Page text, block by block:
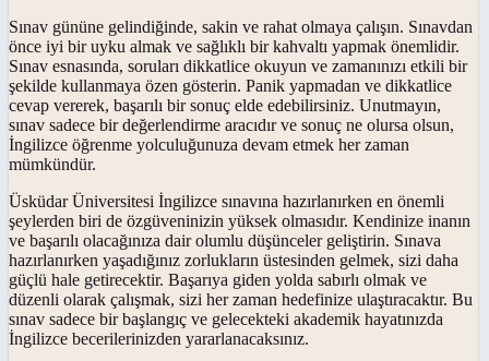
Sınav gününe gelindiğinde, sakin ve rahat olmaya çalışın. Sınavdan
önce iyi bir uyku almak ve sağlıklı bir kahvaltı yapmak önemlidir.
Sınav esnasında, soruları dikkatlice okuyun ve zamanınızı etkili bir
şekilde kullanmaya özen gösterin. Panik yapmadan ve dikkatlice
cevap vererek, başarılı bir sonuç elde edebilirsiniz. Unutmayın,
sınav sadece bir değerlendirme aracıdır ve sonuç ne olursa olsun,
İngilizce öğrenme yolculuğunuza devam etmek her zaman
mümkündür.
Üsküdar Üniversitesi İngilizce sınavına hazırlanırken en önemli
şeylerden biri de özgüveninizin yüksek olmasıdır. Kendinize inanın
ve başarılı olacağınıza dair olumlu düşünceler geliştirin. Sınava
hazırlanırken yaşadığınız zorlukların üstesinden gelmek, sizi daha
güçlü hale getirecektir. Başarıya giden yolda sabırlı olmak ve
düzenli olarak çalışmak, sizi her zaman hedefinize ulaştıracaktır. Bu
sınav sadece bir başlangıç ve gelecekteki akademik hayatınızda
İngilizce becerilerinizden yararlanacaksınız.